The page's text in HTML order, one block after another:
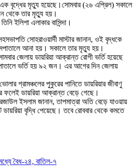
বৃদ্ধের মৃত্যু হয়েছে।সোমবার (২৬ এপ্রিল) সকালে
থেকে তার মৃত্যু হয়।
ইলিশা এলাকার বাসিন্দা।
সোহরাওয়ার্দী মাস্টার জানান, ওই বৃদ্ধকে
আনা হয়। সকালে তার মৃত্যু হয়।
জেলায় ডায়রিয়া আক্রান্ত রোগী ভর্তি হয়েছে
ভর্তি হয় ৯২ জন। এর আগের দিন জেলায়
গ্রামঞ্চলের পুকুরের পানিতে ডায়রিয়ার জীবাণু
ফলেই ডায়রিয়া আক্রান্ত বেড়ে গেছে।
ইসলাম জানান, তাপমাত্রা অতি বেড়ে যাওয়ায়
ডায়রিয়া বৃদ্ধি পেয়েছে। তবে রোববার থেকে কমতে